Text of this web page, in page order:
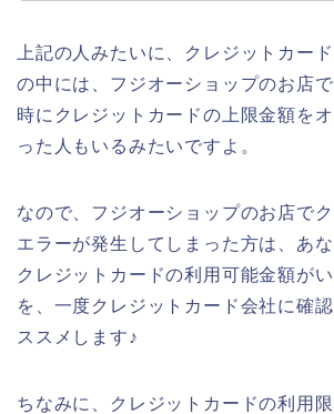
上記の人みたいに、クレジットカー
の中には、フジオーショップのお店
時にクレジットカードの上限金額を
った人もいるみたいですよ。
なので、フジオーショップのお店で
エラーが発生してしまった方は、あ
クレジットカードの利用可能金額が
を、一度クレジットカード会社に確
ススメします♪
ちなみに、クレジットカードの利用